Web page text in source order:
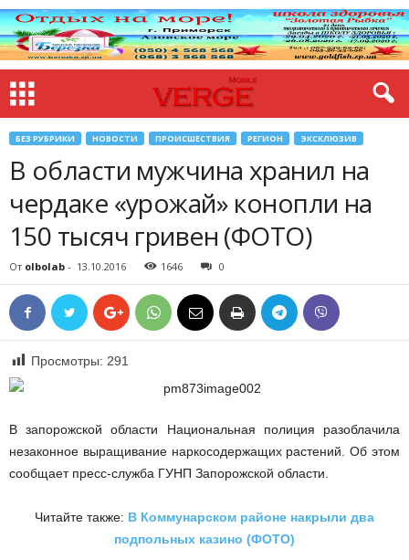
БЕЗ РУБРИКИ НОВОСТИ ПРОИСШЕСТВИЯ РЕГИОН ЭКСКЛЮЗИВ
В области мужчина хранил на
чердаке «урожай» конопли на
150 тысяч гривен (ФОТО)
От olbolab - 13.10.2016 1646 0
Просмотры: 291
В запорожской области Национальная полиция разоблачила
незаконное выращивание наркосодержащих растений. Об этом
сообщает пресс-служба ГУНП Запорожской области.
Читайте также: В Коммунарском районе накрыли два
подпольных казино (ФОТО)